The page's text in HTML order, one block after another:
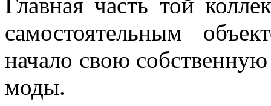
Главная часть той
самостоятельным
начало свою
моды.